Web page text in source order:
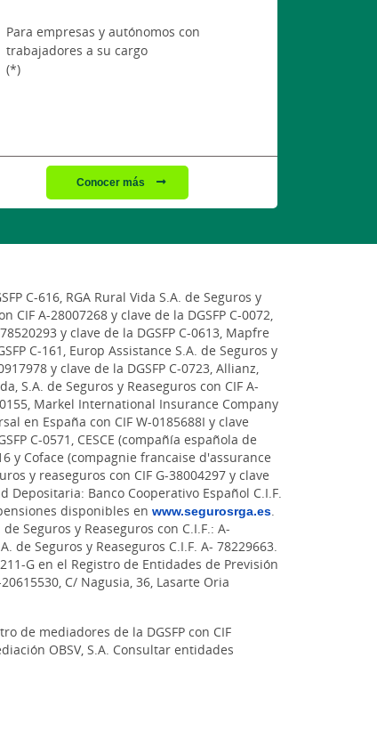
Para empresas y autónomos con
trabajadores a su cargo
(*)
Conocer más
C-616, RGA Rural Vida S.A. de Seguros y
CIF A-28007268 y clave de la DGSFP C-0072,
y clave de la DGSFP C-0613, Mapfre
C-161, Europ Assistance S.A. de Seguros y
y clave de la DGSFP C-0723, Allianz,
S.A. de Seguros y Reaseguros con CIF A-
0155, Markel International Insurance Company
en España con CIF W-0185688I y clave
C-0571, CESCE (compañía española de
y Coface (compagnie francaise d'assurance
y reaseguros con CIF G-38004297 y clave
Depositaria: Banco Cooperativo Español C.I.F.
disponibles en www.segurosrga.es.
Seguros y Reaseguros con C.I.F.: A-
de Seguros y Reaseguros C.I.F. A- 78229663.
G en el Registro de Entidades de Previsión
C/ Nagusia, 36, Lasarte Oria
de mediadores de la DGSFP con CIF
OBSV, S.A. Consultar entidades